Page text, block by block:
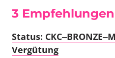
3 Empfehlungen
Status: CKC‒BRONZE‒
Vergütung